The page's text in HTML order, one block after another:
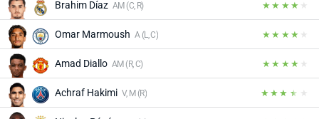
Brahim Díaz AM (C, R)
Omar Marmoush A (L, C)
Amad Diallo AM (R, C)
Achraf Hakimi V, M (R)